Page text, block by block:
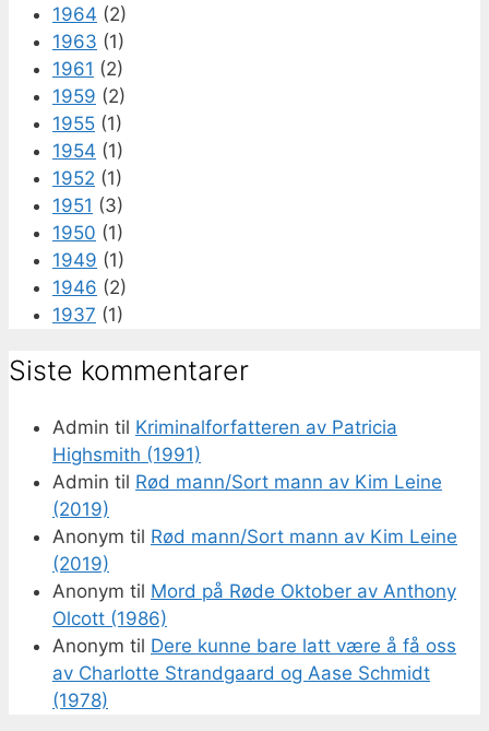
1964 (2)
1963 (1)
1961 (2)
1959 (2)
1955 (1)
1954 (1)
1952 (1)
1951 (3)
1950 (1)
1949 (1)
1946 (2)
1937 (1)
Siste kommentarer
Admin til Kriminalforfatteren av Patricia
Highsmith (1991)
Admin til Rød mann/Sort mann av Kim Leine
(2019)
Anonym til Rød mann/Sort mann av Kim Leine
(2019)
Anonym til Mord på Røde Oktober av Anthony
Olcott (1986)
Anonym til Dere kunne bare latt være å få oss
av Charlotte Strandgaard og Aase Schmidt
(1978)